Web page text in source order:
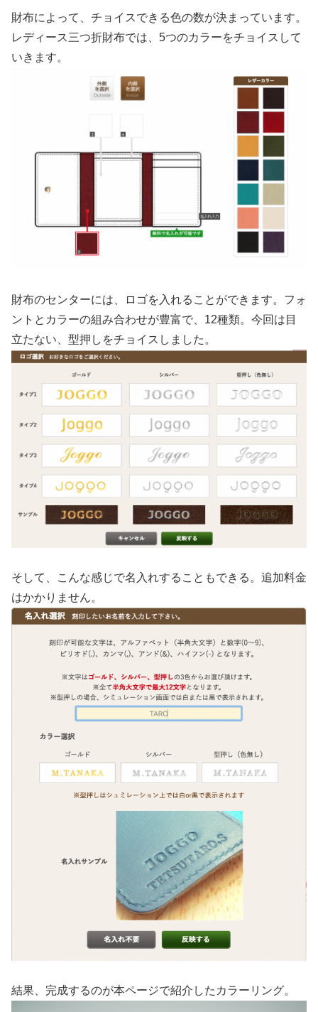
財布によって、チョイスできる色の数が決まっています。
レディース三つ折財布では、5つのカラーをチョイスして
いきます。
財布のセンターには、ロゴを入れることができます。フォ
ントとカラーの組み合わせが豊富で、12種類。今回は目
立たない、型押しをチョイスしました。
そして、こんな感じで名入れすることもできる。追加料金
はかかりません。
結果、完成するのが本ページで紹介したカラーリング。